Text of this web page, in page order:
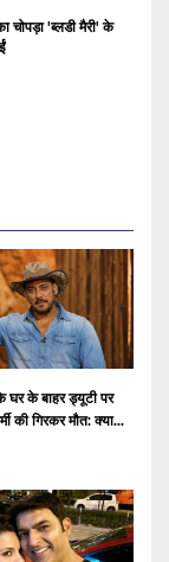
चोपड़ा 'ब्लडी मैरी' के
घर के बाहर ड्यूटी पर
की गिरकर मौत: क्या...